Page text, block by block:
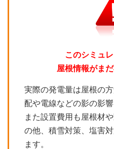
このシミュ
屋根情報がま
実際の発電量は屋根の
配や電線などの影の影
また設置費用も屋根材
の他、積雪対策、塩害
ます。